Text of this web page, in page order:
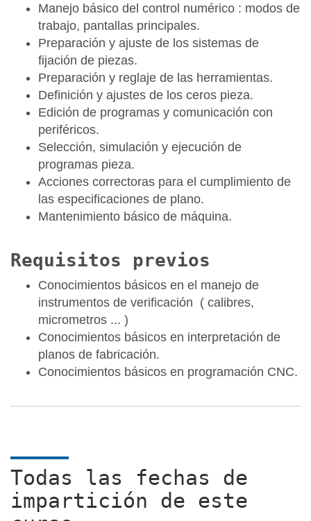
Manejo básico del control numérico : modos de
trabajo, pantallas principales.
Preparación y ajuste de los sistemas de
fijación de piezas.
Preparación y reglaje de las herramientas.
Definición y ajustes de los ceros pieza.
Edición de programas y comunicación con
periféricos.
Selección, simulación y ejecución de
programas pieza.
Acciones correctoras para el cumplimiento de
las especificaciones de plano.
Mantenimiento básico de máquina.
Requisitos previos
Conocimientos básicos en el manejo de
instrumentos de verificación ( calibres,
micrometros ... )
Conocimientos básicos en interpretación de
planos de fabricación.
Conocimientos básicos en programación CNC.
Todas las fechas de
impartición de este